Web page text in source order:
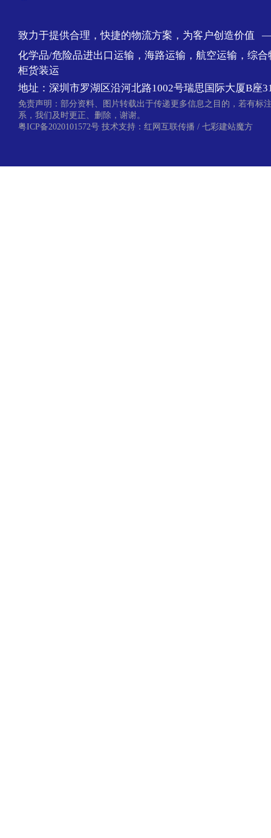
致力于提供合理，快捷的物流方案，为客户创造
化学品/危险品进出口运输，海路运输，航空运输，综
柜货装运
地址：深圳市罗湖区沿河北路1002号瑞思国际大厦B座
免责声明：部分资料、图片转载出于传递更多信息之目的，若有标
系，我们及时更正、删除，谢谢。
粤ICP备2020101572号技术支持： 红网互联传播 / 七彩建站魔方